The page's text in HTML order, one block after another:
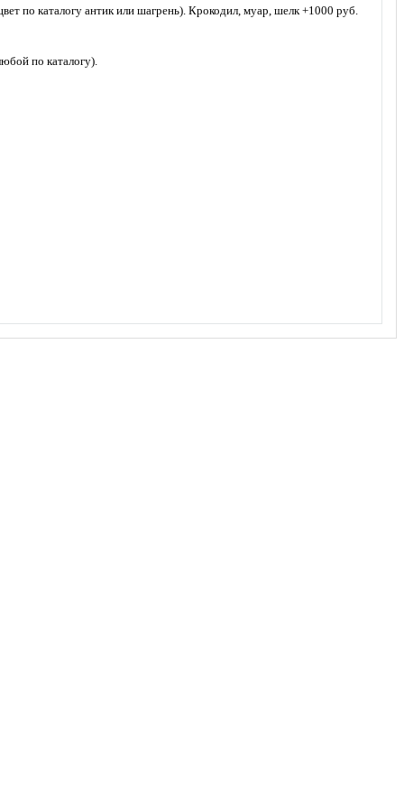
по каталогу антик или шагрень). Крокодил, муар, шелк +1000 руб.
по каталогу).